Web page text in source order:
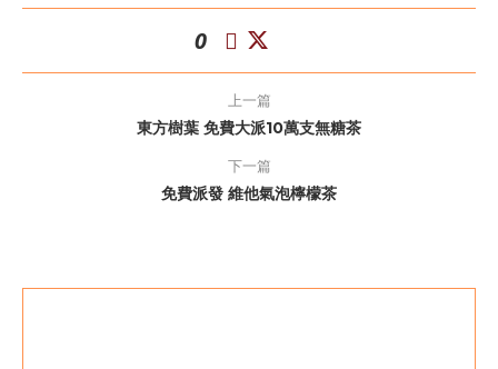
0
上一篇
東方樹葉 免費大派10萬支無糖茶
下一篇
免費派發 維他氣泡檸檬茶